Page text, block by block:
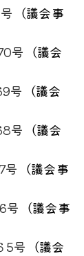
（議会事
号 （議会
号 （議会
号 （議会
号 （議会事
号 （議会事
5号 （議会